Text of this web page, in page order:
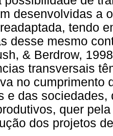
desenvolvidas a
tendo
desse mesmo
& Berdrow,
transversais
no cumprimento
e das
quer
dos projetos